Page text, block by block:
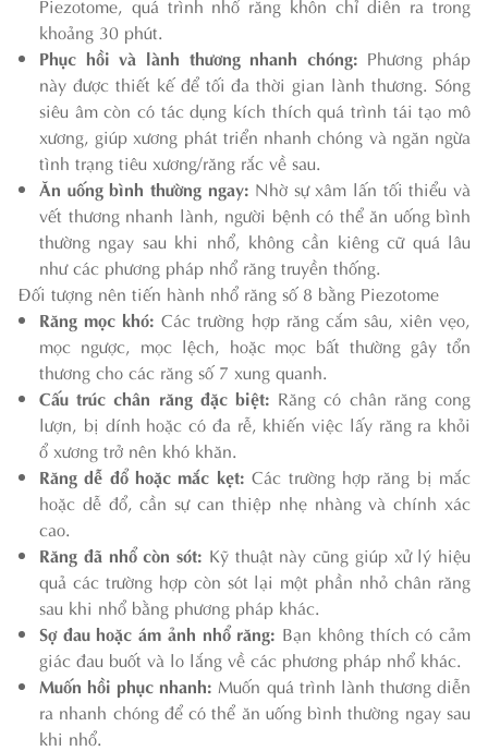
khoảng 30 phút.
Phục hồi và lành thương nhanh chóng: Phương pháp
này được thiết kế để tối đa thời gian lành thương. Sóng
siêu âm còn có tác dụng kích thích quá trình tái tạo mô
xương, giúp xương phát triển nhanh chóng và ngăn ngừa
tình trạng tiêu xương/răng rắc về sau.
Ăn uống bình thường ngay: Nhờ sự xâm lấn tối thiểu và
vết thương nhanh lành, người bệnh có thể ăn uống bình
thường ngay sau khi nhổ, không cần kiêng cữ quá lâu
như các phương pháp nhổ răng truyền thống.
Đối tượng nên tiến hành nhổ răng số 8 bằng Piezotome
Răng mọc khó: Các trường hợp răng cắm sâu, xiên vẹo,
mọc ngược, mọc lệch, hoặc mọc bất thường gây tổn
thương cho các răng số 7 xung quanh.
Cấu trúc chân răng đặc biệt: Răng có chân răng cong
lượn, bị dính hoặc có đa rễ, khiến việc lấy răng ra khỏi
ổ xương trở nên khó khăn.
Răng dễ đổ hoặc mắc kẹt: Các trường hợp răng bị mắc
hoặc dễ đổ, cần sự can thiệp nhẹ nhàng và chính xác
cao.
Răng đã nhổ còn sót: Kỹ thuật này cũng giúp xử lý hiệu
quả các trường hợp còn sót lại một phần nhỏ chân răng
sau khi nhổ bằng phương pháp khác.
Sợ đau hoặc ám ảnh nhổ răng: Bạn không thích có cảm
giác đau buốt và lo lắng về các phương pháp nhổ khác.
Muốn hồi phục nhanh: Muốn quá trình lành thương diễn
ra nhanh chóng để có thể ăn uống bình thường ngay sau
khi nhổ.